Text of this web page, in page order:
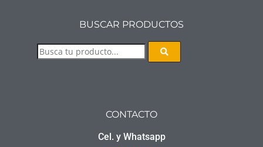
BUSCAR PRODUCTOS
CONTACTO
Cel. y Whatsapp